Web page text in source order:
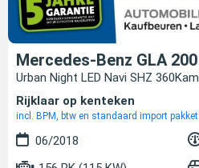
Mercedes-Benz GLA 200
Urban Night LED Navi SHZ 360Kam.
Rijklaar op kenteken
incl. BPM, btw en standaard import pakket
06/2018